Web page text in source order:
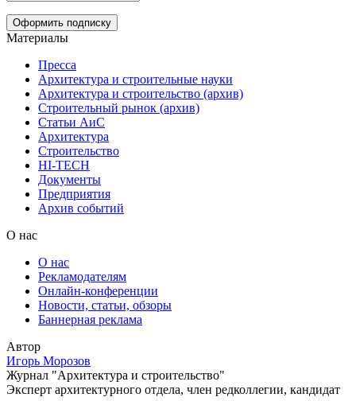
Материалы
Пресса
Архитектура и строительные науки
Архитектура и строительство (архив)
Строительный рынок (архив)
Статьи АиС
Архитектура
Строительство
HI-TECH
Документы
Предприятия
Архив событий
О нас
О нас
Рекламодателям
Онлайн-конференции
Новости, статьи, обзоры
Баннерная реклама
Автор
Игорь Морозов
Журнал "Архитектура и строительство"
Эксперт архитектурного отдела, член редколлегии, кандидат